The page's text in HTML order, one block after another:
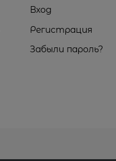
Вход
Регистрация
Забыли пароль?